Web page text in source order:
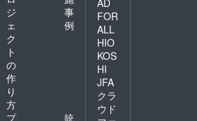
ジ
ェ
ク
ト
の
作
り
方
事
例
プ
統
FOR
ALL
HIO
KOS
HI
JFA
クラ
ウド